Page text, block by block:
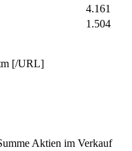
4.161
1.504
[/URL]
Aktien im Verkauf